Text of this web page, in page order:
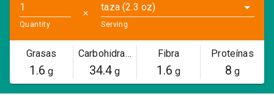
Quantity
✕
taza (2.3 oz)
Serving
Grasas
1.6 g
Carbohidratos
34.4 g
Fibra
1.6 g
Proteínas
8 g